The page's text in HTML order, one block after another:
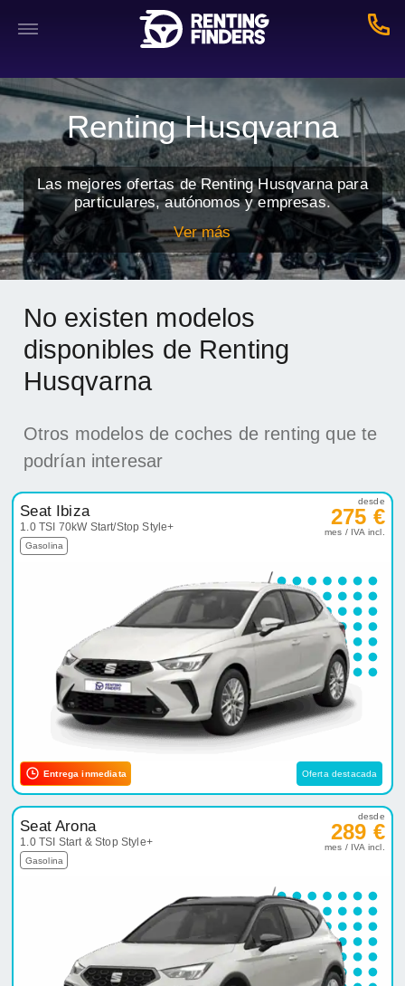
Renting Husqvarna
Las mejores ofertas de Renting Husqvarna para
particulares, autónomos y empresas.
Ver más
No existen modelos
disponibles de Renting
Husqvarna
Otros modelos de coches de renting que te
podrían interesar
Seat Ibiza
1.0 TSI 70kW Start/Stop Style+
Gasolina
desde
275 €
mes / IVA incl.
Entrega inmediata Oferta destacada
Seat Arona
1.0 TSI Start & Stop Style+
Gasolina
desde
289 €
mes / IVA incl.